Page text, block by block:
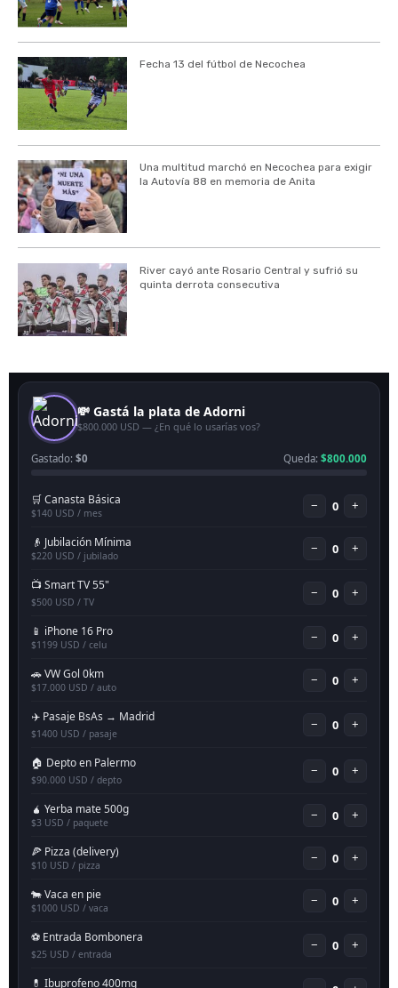
Fecha 13 del fútbol de Necochea
Una multitud marchó en Necochea para exigir
la Autovía 88 en memoria de Anita
River cayó ante Rosario Central y sufrió su
quinta derrota consecutiva